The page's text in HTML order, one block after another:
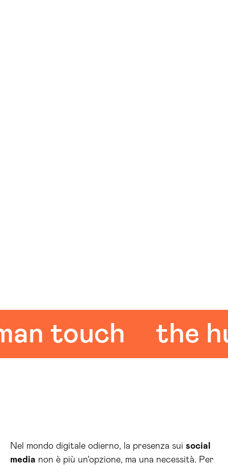
touch the
Nel mondo digitale odierno, la presenza sui social
media non è più un’opzione, ma una necessità. Per